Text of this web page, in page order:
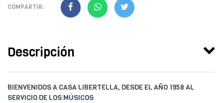
COMPARTIR:
Descripción
BIENVENIDOS A CASA LIBERTELLA, DESDE EL AÑO 1958 AL
SERVICIO DE LOS MÚSICOS